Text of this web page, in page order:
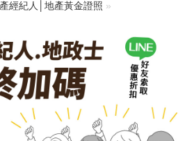
經紀人│地產黃金證照 »